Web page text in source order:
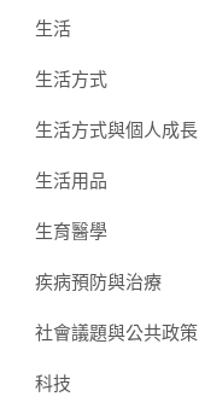
生活
生活方式
生活方式與個人成長
生活用品
生育醫學
疾病預防與治療
社會議題與公共政策
科技